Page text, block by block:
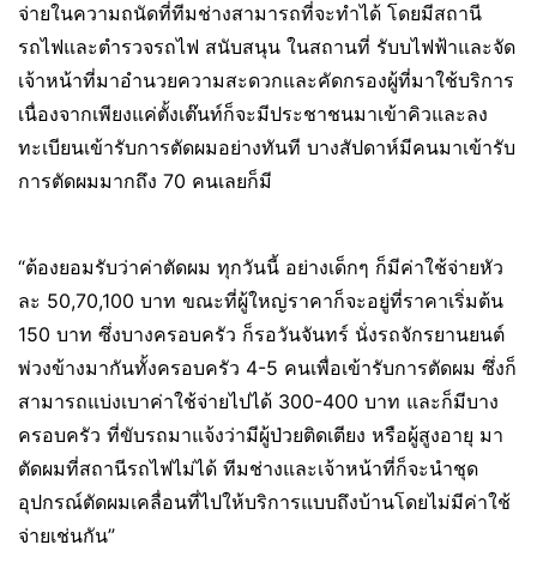
จ่ายในความถนัดที่ทีมช่างสามารถที่จะทำได้ โดยมีสถานี
รถไฟและตำรวจรถไฟ สนับสนุน ในสถานที่ รับบไฟฟ้าและจัด
เจ้าหน้าที่มาอำนวยความสะดวกและคัดกรองผู้ที่มาใช้บริการ
เนื่องจากเพียงแค่ตั้งเต๊นท์ก็จะมีประชาชนมาเข้าคิวและลง
ทะเบียนเข้ารับการตัดผมอย่างทันที บางสัปดาห์มีคนมาเข้ารับ
การตัดผมมากถึง 70 คนเลยก็มี
“ต้องยอมรับว่าค่าตัดผม ทุกวันนี้ อย่างเด็กๆ ก็มีค่าใช้จ่ายหัว
ละ 50,70,100 บาท ขณะที่ผู้ใหญ่ราคาก็จะอยู่ที่ราคาเริ่มต้น
150 บาท ซึ่งบางครอบครัว ก็รอวันจันทร์ นั่งรถจักรยานยนต์
พ่วงข้างมากันทั้งครอบครัว 4-5 คนเพื่อเข้ารับการตัดผม ซึ่งก็
สามารถแบ่งเบาค่าใช้จ่ายไปได้ 300-400 บาท และก็มีบาง
ครอบครัว ที่ขับรถมาแจ้งว่ามีผู้ป่วยติดเตียง หรือผู้สูงอายุ มา
ตัดผมที่สถานีรถไฟไม่ได้ ทีมช่างและเจ้าหน้าที่ก็จะนำชุด
อุปกรณ์ตัดผมเคลื่อนที่ไปให้บริการแบบถึงบ้านโดยไม่มีค่าใช้
จ่ายเช่นกัน”